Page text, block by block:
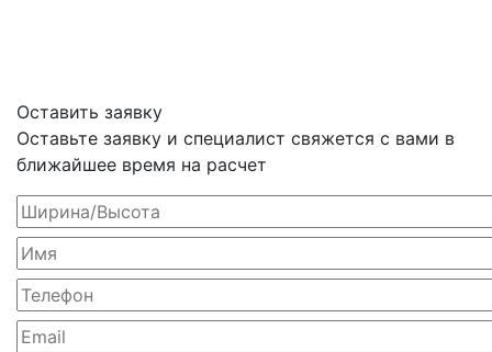
Оставить заявку
Оставьте заявку и специалист свяжется с вами в
ближайшее время на расчет